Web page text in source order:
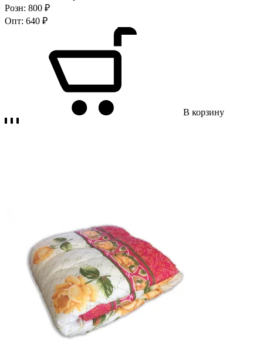
Розн: 800 ₽
Опт: 640 ₽
В корзину